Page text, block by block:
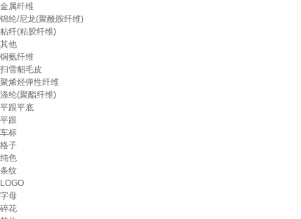
金属纤维
锦纶/尼龙(聚酰胺纤维)
粘纤(粘胶纤维)
其他
铜氨纤维
扫雪貂毛皮
聚烯烃弹性纤维
涤纶(聚酯纤维)
平跟平底
平跟
车标
格子
纯色
条纹
LOGO
字母
碎花